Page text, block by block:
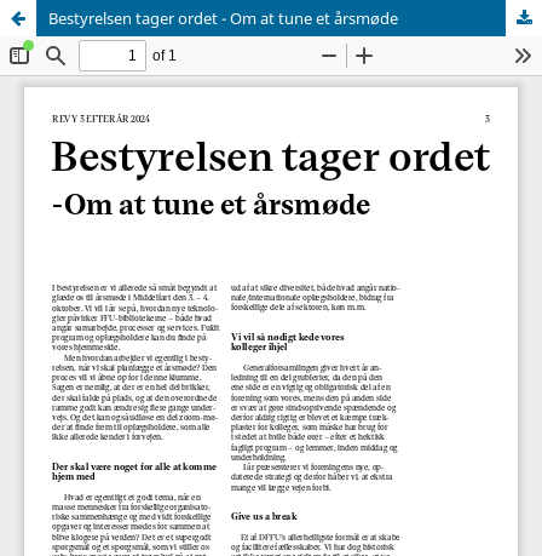
Bestyrelsen tager ordet - Om at tune et årsmøde